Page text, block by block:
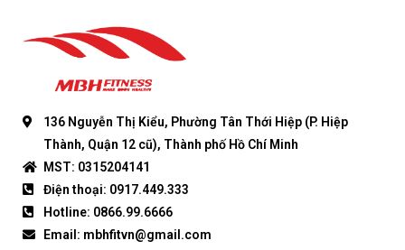
136 Nguyễn Thị Kiểu, Phường Tân Thới Hiệp (P. Hiệp
Thành, Quận 12 cũ), Thành phố Hồ Chí Minh
MST: 0315204141
Điện thoại: 0917.449.333
Hotline: 0866.99.6666
Email: mbhfitvn@gmail.com